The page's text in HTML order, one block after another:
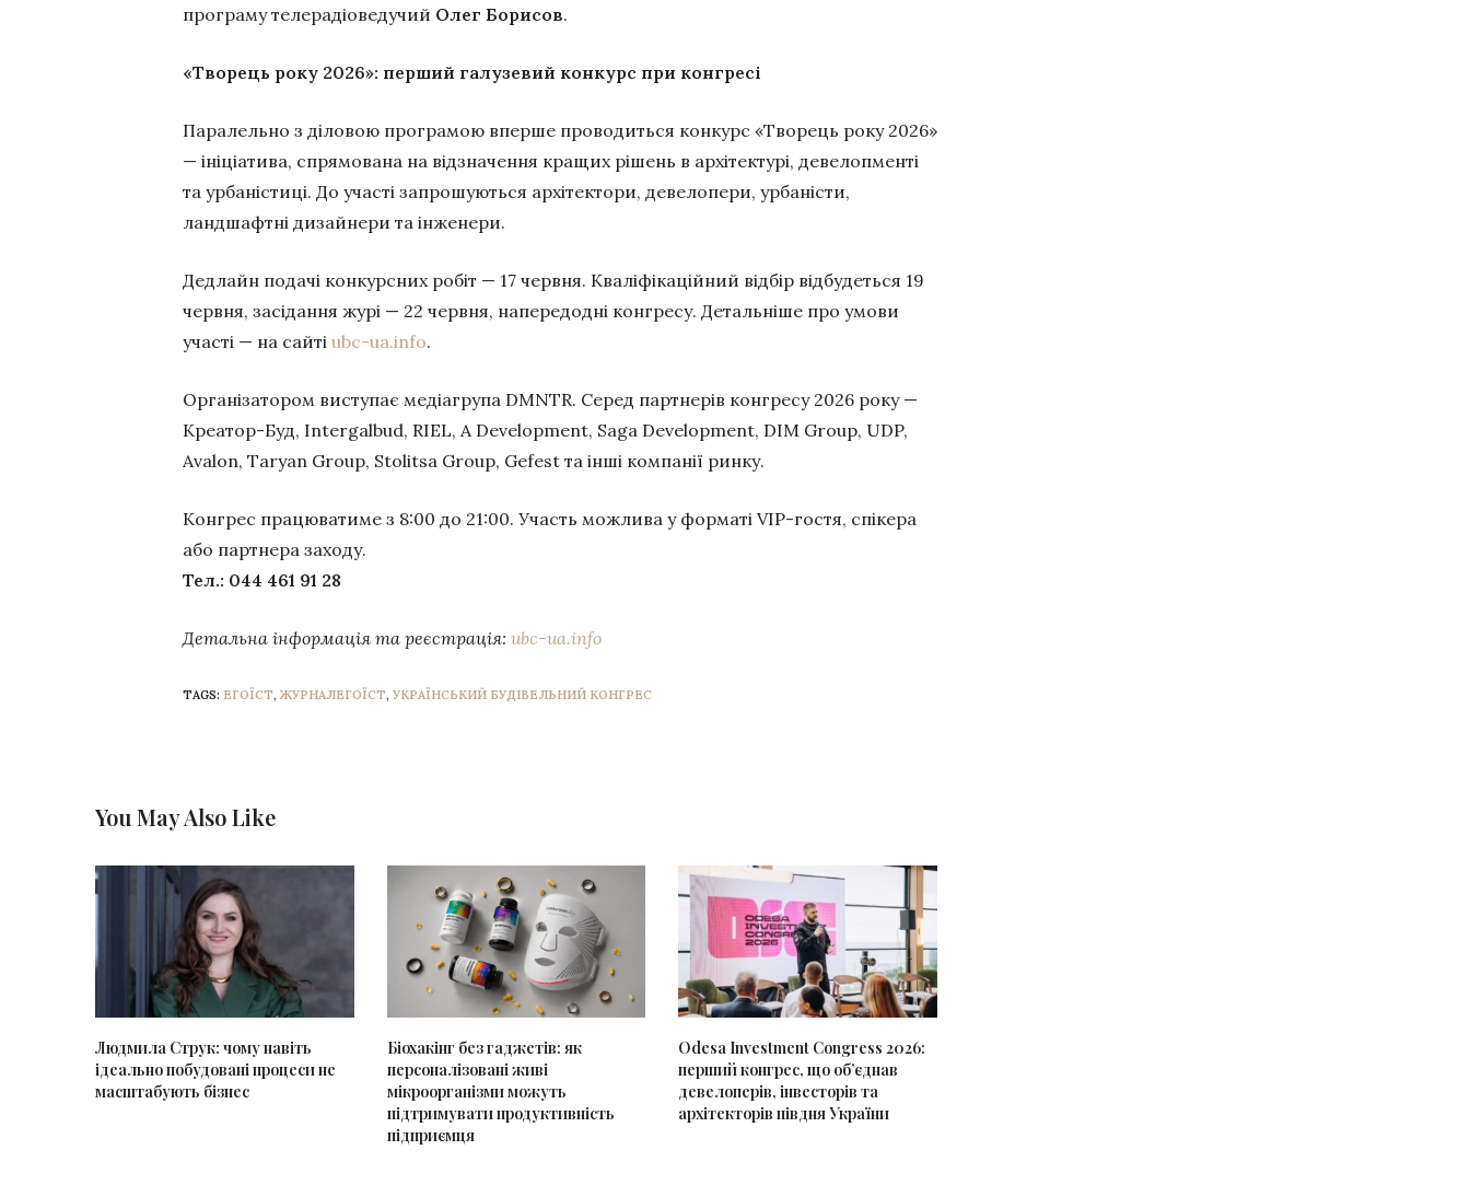
програму телерадіоведучий Олег Борисов.
«Творець року 2026»: перший галузевий конкурс при конгресі
Паралельно з діловою програмою вперше проводиться конкурс «Творець року 2026»
— ініціатива, спрямована на відзначення кращих рішень в архітектурі, девелопменті
та урбаністиці. До участі запрошуються архітектори, девелопери, урбаністи,
ландшафтні дизайнери та інженери.
Дедлайн подачі конкурсних робіт — 17 червня. Кваліфікаційний відбір відбудеться 19
червня, засідання журі — 22 червня, напередодні конгресу. Детальніше про умови
участі — на сайті ubc-ua.info.
Організатором виступає медіагрупа DMNTR. Серед партнерів конгресу 2026 року —
Креатор-Буд, Intergalbud, RIEL, A Development, Saga Development, DIM Group, UDP,
Avalon, Taryan Group, Stolitsa Group, Gefest та інші компанії ринку.
Конгрес працюватиме з 8:00 до 21:00. Участь можлива у форматі VIP-гостя, спікера
або партнера заходу.
Тел.: 044 461 91 28
Детальна інформація та реєстрація: ubc-ua.info
TAGS: ЕГОЇСТ, ЖУРНАЛЕГОЇСТ, УКРАЇНСЬКИЙ БУДІВЕЛЬНИЙ КОНГРЕС
You May Also Like
Людмила Струк: чому навіть
ідеально побудовані процеси не
масштабують бізнес
Біохакінг без гаджетів: як
персоналізовані живі
мікроорганізми можуть
підтримувати продуктивність
підприємця
Odesa Investment Congress 2026:
перший конгрес, що об’єднав
девелоперів, інвесторів та
архітекторів півдня України